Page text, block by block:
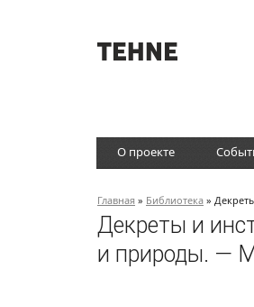
О проекте
Главная » Библиотека »
Декреты и
и природы. —